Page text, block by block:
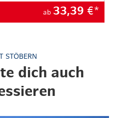
ab 33,39 €*
STÖBERN
dich auch